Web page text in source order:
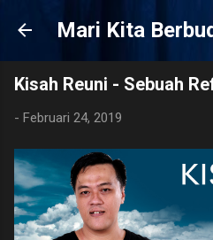
Langsung ke
Mari Kita
Kisah Reuni - Sebuah
- Februari 24, 2019